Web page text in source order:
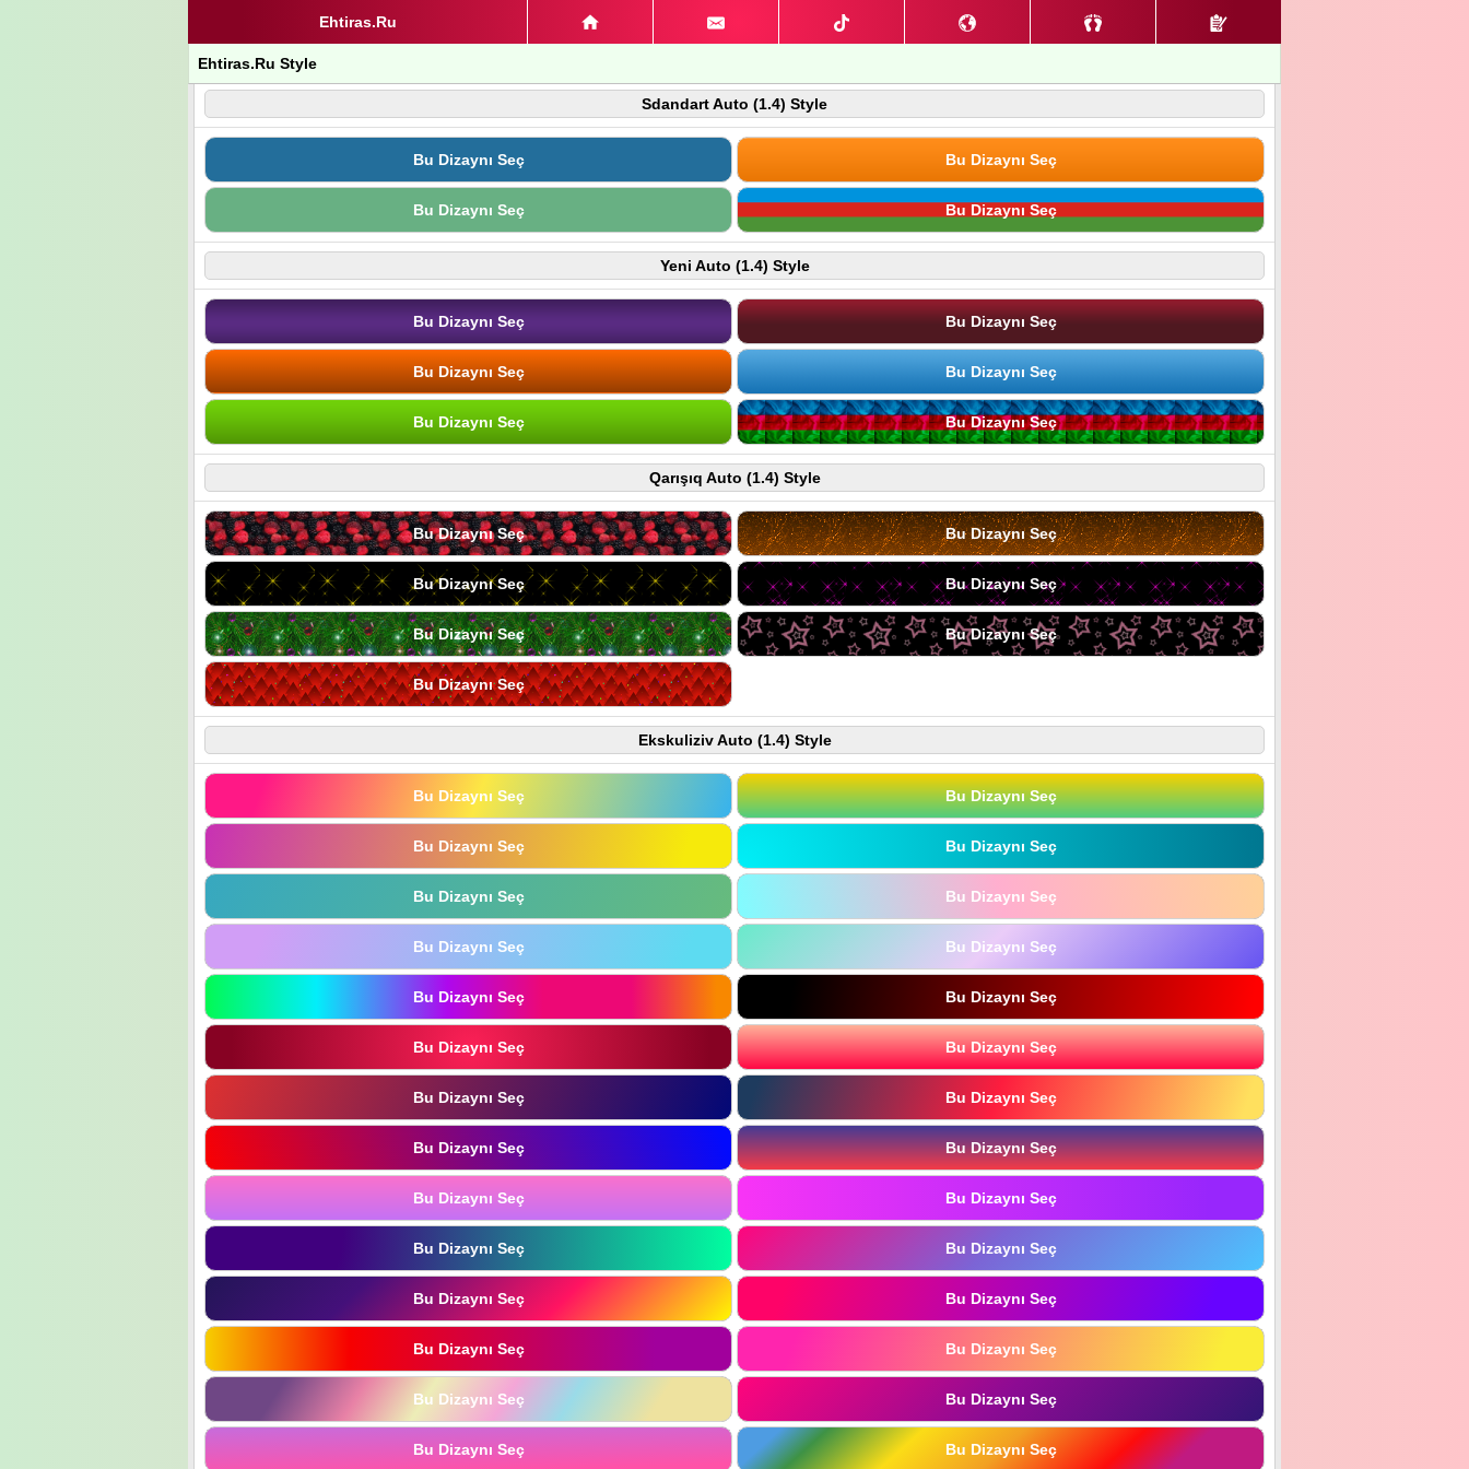
Ehtiras.Ru
Ehtiras.Ru Style
Sdandart Auto (1.4) Style
Bu Dizaynı Seç Bu Dizaynı Seç
Bu Dizaynı Seç Bu Dizaynı Seç
Yeni Auto (1.4) Style
Bu Dizaynı Seç Bu Dizaynı Seç
Bu Dizaynı Seç Bu Dizaynı Seç
Bu Dizaynı Seç Bu Dizaynı Seç
Qarışıq Auto (1.4) Style
Bu Dizaynı Seç Bu Dizaynı Seç
Bu Dizaynı Seç Bu Dizaynı Seç
Bu Dizaynı Seç Bu Dizaynı Seç
Bu Dizaynı Seç
Ekskuliziv Auto (1.4) Style
Bu Dizaynı Seç Bu Dizaynı Seç
Bu Dizaynı Seç Bu Dizaynı Seç
Bu Dizaynı Seç Bu Dizaynı Seç
Bu Dizaynı Seç Bu Dizaynı Seç
Bu Dizaynı Seç Bu Dizaynı Seç
Bu Dizaynı Seç Bu Dizaynı Seç
Bu Dizaynı Seç Bu Dizaynı Seç
Bu Dizaynı Seç Bu Dizaynı Seç
Bu Dizaynı Seç Bu Dizaynı Seç
Bu Dizaynı Seç Bu Dizaynı Seç
Bu Dizaynı Seç Bu Dizaynı Seç
Bu Dizaynı Seç Bu Dizaynı Seç
Bu Dizaynı Seç Bu Dizaynı Seç
Bu Dizaynı Seç Bu Dizaynı Seç